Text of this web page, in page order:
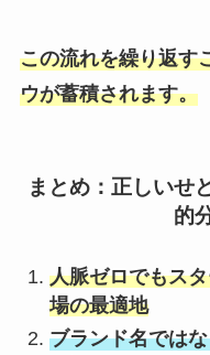
この流れを繰り返す
ウが蓄積されます。
まとめ：正しいせ
的
人脈ゼロでもス
場の最適地
ブランド名では